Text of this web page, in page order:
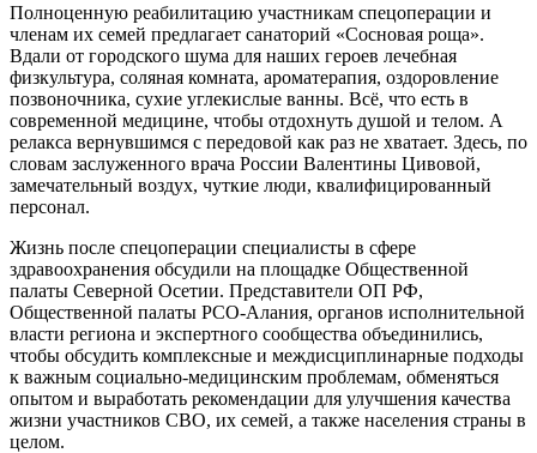
Полноценную реабилитацию участникам спецоперации и
членам их семей предлагает санаторий «Сосновая роща».
Вдали от городского шума для наших героев лечебная
физкультура, соляная комната, ароматерапия, оздоровление
позвоночника, сухие углекислые ванны. Всё, что есть в
современной медицине, чтобы отдохнуть душой и телом. А
релакса вернувшимся с передовой как раз не хватает. Здесь, по
словам заслуженного врача России Валентины Цивовой,
замечательный воздух, чуткие люди, квалифицированный
персонал.
Жизнь после спецоперации специалисты в сфере
здравоохранения обсудили на площадке Общественной
палаты Северной Осетии. Представители ОП РФ,
Общественной палаты РСО-Алания, органов исполнительной
власти региона и экспертного сообщества объединились,
чтобы обсудить комплексные и междисциплинарные подходы
к важным социально-медицинским проблемам, обменяться
опытом и выработать рекомендации для улучшения качества
жизни участников СВО, их семей, а также населения страны в
целом.